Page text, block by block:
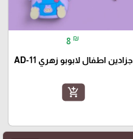
8 ₪
جزادين اطفال لابوبو زهري AD-11
add_shopping_cart